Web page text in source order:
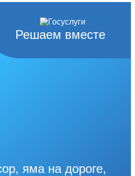
Решаем вместе
яма на дороге,